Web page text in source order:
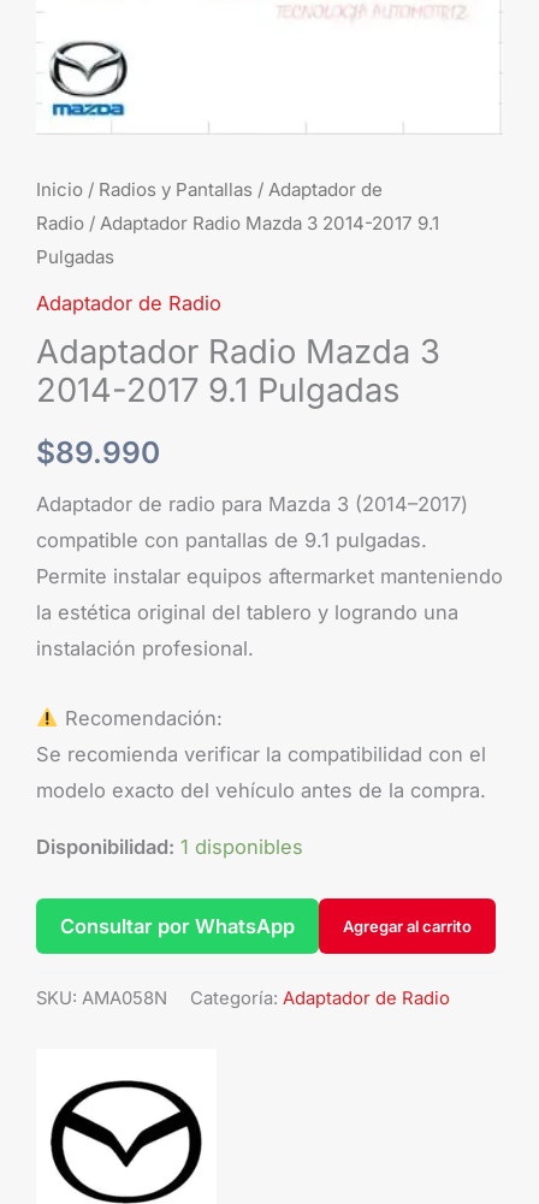
Inicio / Radios y Pantallas / Adaptador de
Radio / Adaptador Radio Mazda 3 2014-2017 9.1
Pulgadas
Adaptador de Radio
Adaptador Radio Mazda 3
2014-2017 9.1 Pulgadas
$89.990
Adaptador de radio para Mazda 3 (2014–2017)
compatible con pantallas de 9.1 pulgadas.
Permite instalar equipos aftermarket manteniendo
la estética original del tablero y logrando una
instalación profesional.
Recomendación:
Se recomienda verificar la compatibilidad con el
modelo exacto del vehículo antes de la compra.
Disponibilidad: 1 disponibles
Agregar al carrito
Consultar por WhatsApp
SKU: AMA058N Categoría: Adaptador de Radio